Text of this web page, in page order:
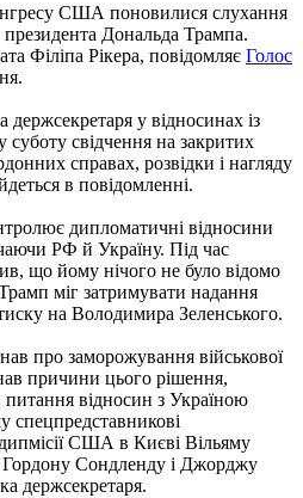
США поновилися слухання
президента Дональда Трампа.
Філіпа Рікера, повідомляє Голос
держсекретаря у відносинах із
свідчення на закритих
справах, розвідки і нагляду
в повідомленні.
дипломатичні відносини
РФ й Україну. Під час
що йому нічого не було відомо
міг затримувати надання
на Володимира Зеленського.
про заморожування військової
причини цього рішення,
відносин з Україною
спецпредставникові
США в Києві Вільяму
Сондленду і Джорджу
держсекретаря.